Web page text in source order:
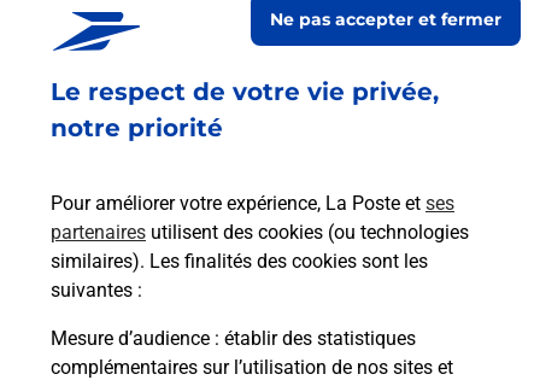
Le respect de votre vie privée,
notre priorité
Pour améliorer votre expérience, La Poste et ses
partenaires utilisent des cookies (ou technologies
similaires). Les finalités des cookies sont les
suivantes :
Mesure d’audience : établir des statistiques
complémentaires sur l’utilisation de nos sites et
Ne pas accepter et fermer
jusqu'à 09h00
PLACE SENECHAL PERRET
56800 PLOERMEL
Malin !
La Poste
en ligne